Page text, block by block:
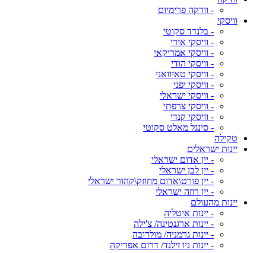
- וודקה פרימיום
וויסקי
- בלנדד סקוטי
- וויסקי אירי
- וויסקי אמריקאי
- וויסקי הודי
- וויסקי טאיוואני
- וויסקי יפני
- וויסקי ישראלי
- וויסקי צרפתי
- וויסקי קנדי
- סינגל מאלט סקוטי
טקילה
יינות ישראלים
- יין אדום ישראלי
- יין לבן ישראלי
- יין פורט\אדום מחוזק\קהור ישראלי
- יין רוזה ישראלי
יינות מהעולם
- יינות איטליה
- יינות ארגנטינה/ צ'ילה
- יינות גרמניה/ מולדובה
- יינות ניו זילנד/ דרום אפריקה